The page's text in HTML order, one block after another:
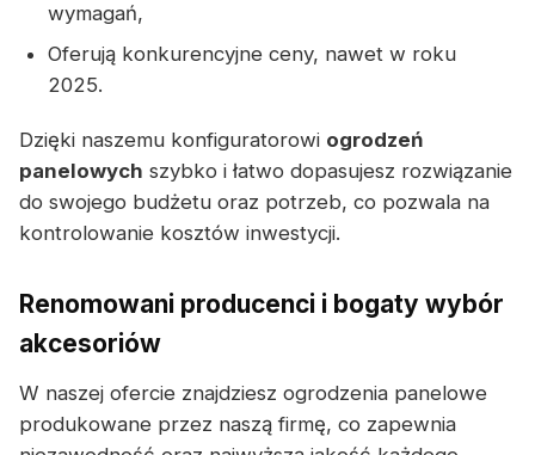
wymagań,
Oferują konkurencyjne ceny, nawet w roku
2025.
Dzięki naszemu konfiguratorowi ogrodzeń
panelowych szybko i łatwo dopasujesz rozwiązanie
do swojego budżetu oraz potrzeb, co pozwala na
kontrolowanie kosztów inwestycji.
Renomowani producenci i bogaty wybór
akcesoriów
W naszej ofercie znajdziesz ogrodzenia panelowe
produkowane przez naszą firmę, co zapewnia